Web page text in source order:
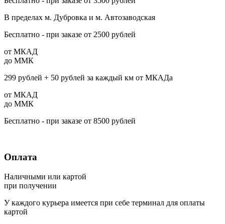
В пределах м. Дубровка и м. Автозаводская
Бесплатно - при заказе от 2500 рублей
от МКАД
до ММК
299 рублей + 50 рублей за каждый км от МКАДа
от МКАД
до ММК
Бесплатно - при заказе от 8500 рублей
Оплата
Наличными или картой
при получении
У каждого курьера имеется при себе терминал для оплаты
картой